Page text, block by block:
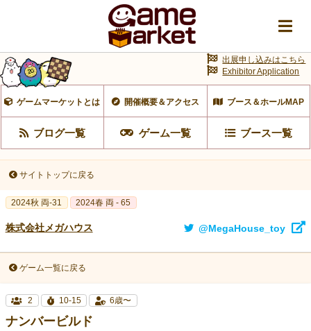
ゲームマーケットとは 開催概要＆アクセス ブース＆ホールMAP
ブログ一覧 ゲーム一覧 ブース一覧
出展申し込みはこちら
Exhibitor Application
サイトトップに戻る
2024秋 両-31 2024春 両 - 65
株式会社メガハウス @MegaHouse_toy
ゲーム一覧に戻る
2 10-15 6歳〜
ナンバービルド